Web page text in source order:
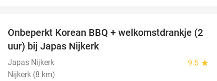
34%
Onbeperkt Korean BBQ + welkomstdrankje (2
uur) bij Japas Nijkerk
Japas Nijkerk 9.5 star
Nijkerk (8 km)